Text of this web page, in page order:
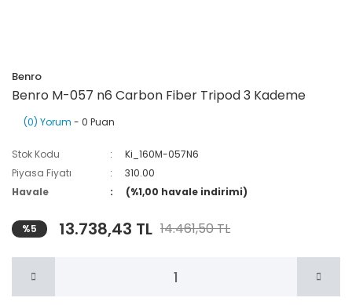
Benro
Benro M-057 n6 Carbon Fiber Tripod 3 Kademe
(0) Yorum - 0 Puan
Stok Kodu
Ki_160M-057N6
Piyasa Fiyatı
310.00
Havale
(%1,00 havale indirimi)
%5 13.738,43 TL 14.461,50 TL